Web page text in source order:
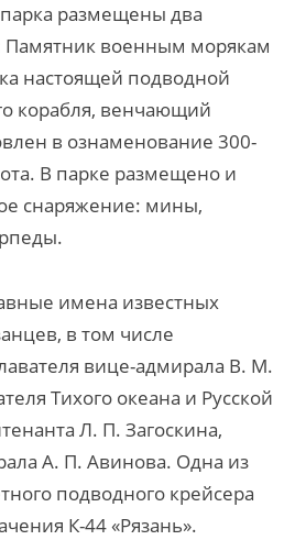
размещены два
Памятник военным морякам
настоящей подводной
корабля, венчающий
в ознаменование 300-
В парке размещено и
снаряжение: мины,
имена известных
в том числе
вице-адмирала В. М.
Тихого океана и Русской
Л. П. Загоскина,
А. П. Авинова. Одна из
подводного крейсера
К-44 «Рязань».